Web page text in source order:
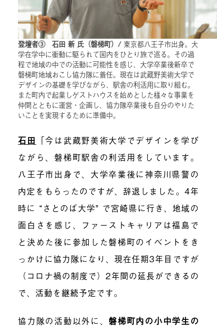
登壇者③ 石田 新 氏（磐梯町）/ 東京都八王子市出身。大
学在学中に衝動に駆られて国内をひとり旅で巡る。その過
程で地域の中での活動に可能性を感じ、大学卒業後新卒で
磐梯町地域おこし協力隊に着任。現在は武蔵野美術大学で
デザインの基礎を学びながら、駅舎の利活用に取り組む。
また町内で起業しゲストハウスを始めとした様々な事業を
仲間とともに運営・企画し、協力隊卒業後も自分のやりた
いことを実現するために準備中。
石田 「今は武蔵野美術大学でデザインを学び
ながら、磐梯町駅舎の利活用をしています。
八王子市出身で、大学卒業後に神奈川県警の
内定をもらったのですが、辞退しました。4年
時に “さとのば大学” で宮崎県に行き、地域の
面白さを感じ、ファーストキャリアは福島で
と決めた後に参加した磐梯町のイベントをき
っかけに協力隊になり、現在任期3年目ですが
（コロナ禍の制度で）2年間の延長ができるの
で、活動を継続予定です。
協力隊の活動以外に、 磐梯町内の小中学生の